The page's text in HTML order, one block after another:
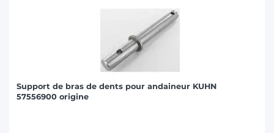
Support de bras de dents pour andaineur KUHN
57556900 origine